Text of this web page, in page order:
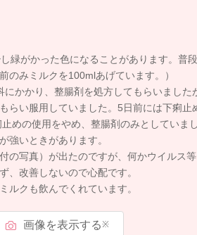
緑がかった色になることがあります。普段
のみミルクを100mlあげています。）
かかり、整腸剤を処方してもらいました
らい服用していました。5日前には下痢止
めの使用をやめ、整腸剤のみとしていま
強いときがあります。
の写真）が出たのですが、何かウイルス
、改善しないので心配です。
ルクも飲んでくれています。
画像を表示する※